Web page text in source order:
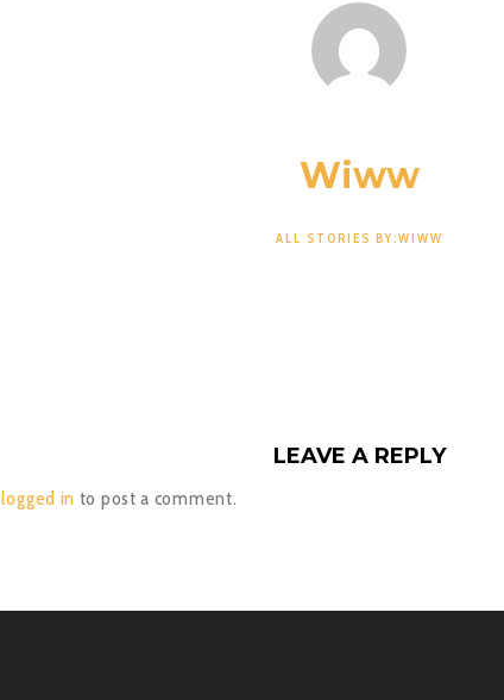
Wiww
ALL STORIES BY:WIWW
LEAVE A REPLY
logged in to post a comment.